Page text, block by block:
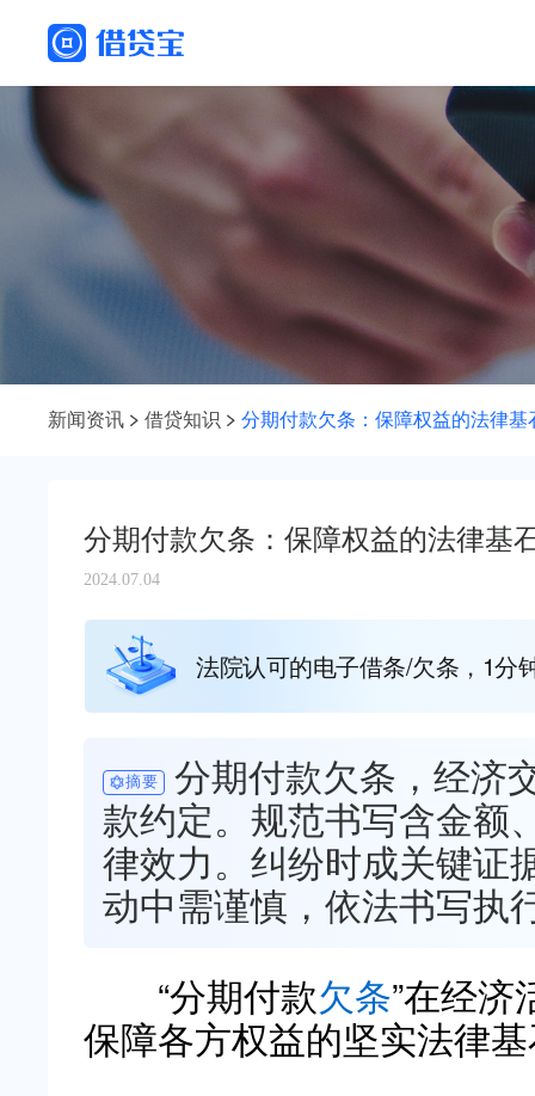
新闻资讯 借贷知识 分期付款欠条：保障权益的法律基
分期付款欠条：保障权益的法律基
2024.07.04
法院认可的电子借条/欠条，1分
摘要
分期付款欠条，经济
款约定。规范书写含金额
律效力。纠纷时成关键证
动中需谨慎，依法书写执
“分期付款欠条”在经
保障各方权益的坚实法律